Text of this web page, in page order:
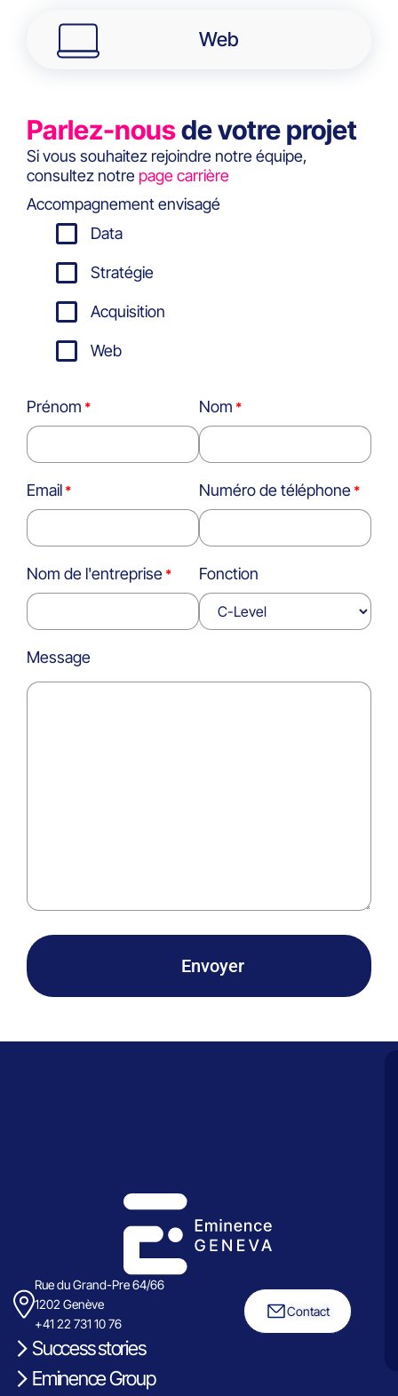
Web
Parlez-nousde votre projet
Si vous souhaitez rejoindre notre équipe,
consultez notre page carrière
Accompagnement envisagé
Data
Stratégie
Acquisition
Web
Prénom Nom
Email Numéro de téléphone
Nom de l'entreprise Fonction
Message
Envoyer
Rue du Grand-Pre 64/66
1202 Genève
+41 22 731 10 76
Contact
Success stories
Eminence Group